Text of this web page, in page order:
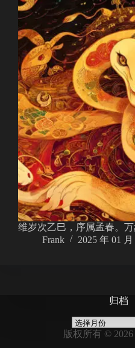
维岁次乙巳，序属孟春。
Frank
2025 年 01 月
归档
归
档
版权所有 ©